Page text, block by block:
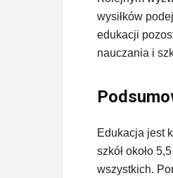
wysiłków
edukacji
nauczania i
Edukacja jest
szkół około
wszystkich.